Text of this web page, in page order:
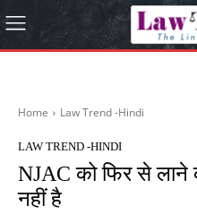
Home Law Trend -Hindi
LAW TREND -HINDI
NJAC को फिर से लाने
नहीं है